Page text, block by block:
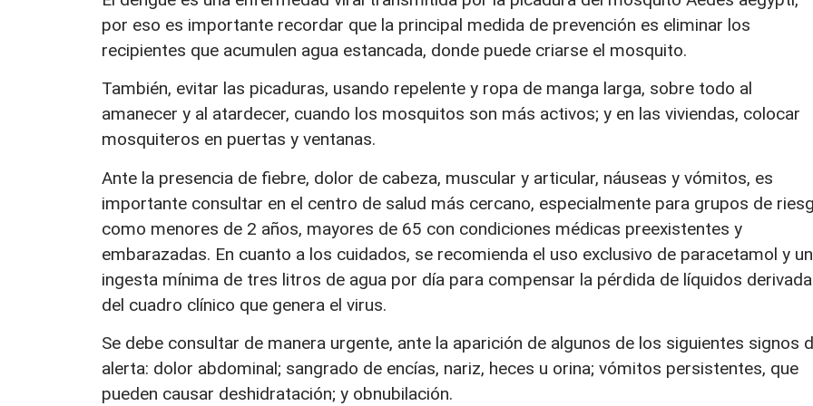
por eso es importante recordar que la principal medida de prevención es eliminar los
recipientes que acumulen agua estancada, donde puede criarse el mosquito.
También, evitar las picaduras, usando repelente y ropa de manga larga, sobre todo al
amanecer y al atardecer, cuando los mosquitos son más activos; y en las viviendas, colocar
mosquiteros en puertas y ventanas.
Ante la presencia de fiebre, dolor de cabeza, muscular y articular, náuseas y vómitos, es
importante consultar en el centro de salud más cercano, especialmente para grupos de
como menores de 2 años, mayores de 65 con condiciones médicas preexistentes y
embarazadas. En cuanto a los cuidados, se recomienda el uso exclusivo de paracetamol y
ingesta mínima de tres litros de agua por día para compensar la pérdida de líquidos derivada
del cuadro clínico que genera el virus.
Se debe consultar de manera urgente, ante la aparición de algunos de los siguientes signos
alerta: dolor abdominal; sangrado de encías, nariz, heces u orina; vómitos persistentes, que
pueden causar deshidratación; y obnubilación.